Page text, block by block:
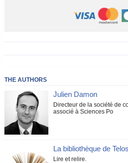
THE AUTHORS
Julien Damon
Directeur de la société de
associé à Sciences Po
La bibliothèque de Telos
Lire et relire.